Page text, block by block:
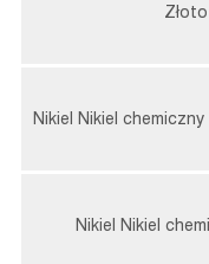
Nikiel Nikiel
Nikiel Nikiel